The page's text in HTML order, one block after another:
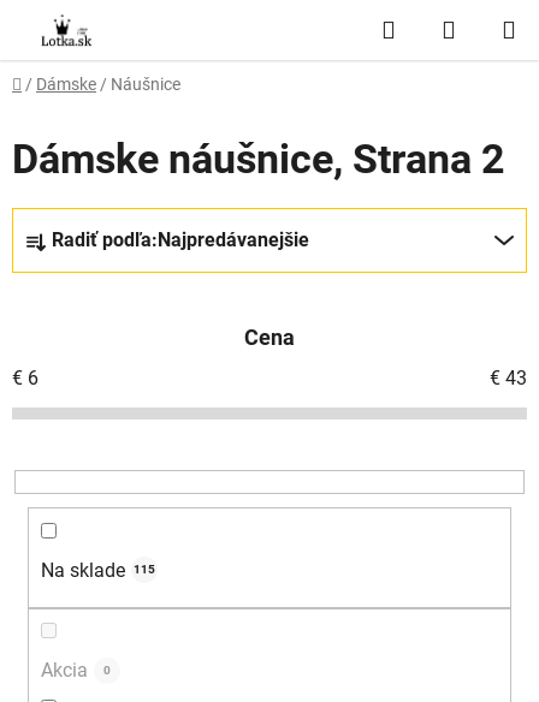
obsah
Hľadať
KOŠÍK
Domov
/ Dámske / Náušnice
Dámske náušnice, Strana 2
i
e
r
o
Radiť podľa: Najpredávanejšie
Cena
€ 6 € 43
Na sklade 115
Akcia 0